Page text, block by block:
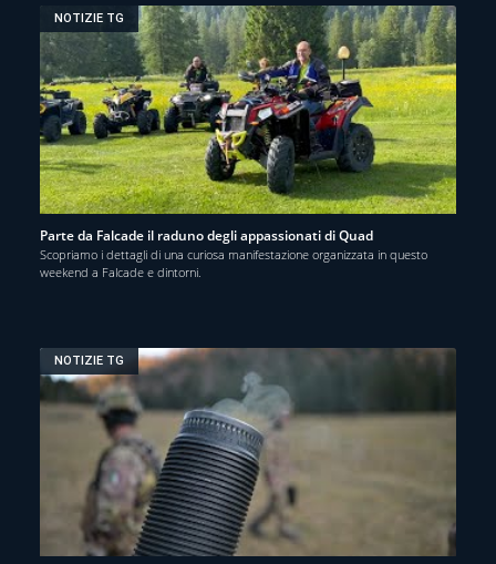
NOTIZIE TG
Parte da Falcade il raduno degli appassionati di Quad
Scopriamo i dettagli di una curiosa manifestazione organizzata in questo
weekend a Falcade e dintorni.
NOTIZIE TG